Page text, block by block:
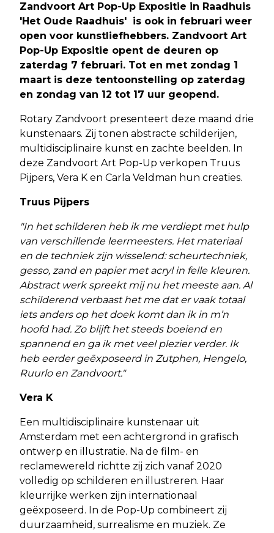
Zandvoort Art Pop-Up Expositie in Raadhuis
'Het Oude Raadhuis' is ook in februari weer
open voor kunstliefhebbers. Zandvoort Art
Pop-Up Expositie opent de deuren op
zaterdag 7 februari. Tot en met zondag 1
maart is deze tentoonstelling op zaterdag
en zondag van 12 tot 17 uur geopend.
Rotary Zandvoort presenteert deze maand drie
kunstenaars. Zij tonen abstracte schilderijen,
multidisciplinaire kunst en zachte beelden. In
deze Zandvoort Art Pop-Up verkopen Truus
Pijpers, Vera K en Carla Veldman hun creaties.
Truus Pijpers
"In het schilderen heb ik me verdiept met hulp
van verschillende leermeesters. Het materiaal
en de techniek zijn wisselend: scheurtechniek,
gesso, zand en papier met acryl in felle kleuren.
Abstract werk spreekt mij nu het meeste aan. Al
schilderend verbaast het me dat er vaak totaal
iets anders op het doek komt dan ik in m’n
hoofd had. Zo blijft het steeds boeiend en
spannend en ga ik met veel plezier verder. Ik
heb eerder geëxposeerd in Zutphen, Hengelo,
Ruurlo en Zandvoort."
Vera K
Een multidisciplinaire kunstenaar uit
Amsterdam met een achtergrond in grafisch
ontwerp en illustratie. Na de film- en
reclamewereld richtte zij zich vanaf 2020
volledig op schilderen en illustreren. Haar
kleurrijke werken zijn internationaal
geëxposeerd. In de Pop-Up combineert zij
duurzaamheid, surrealisme en muziek. Ze